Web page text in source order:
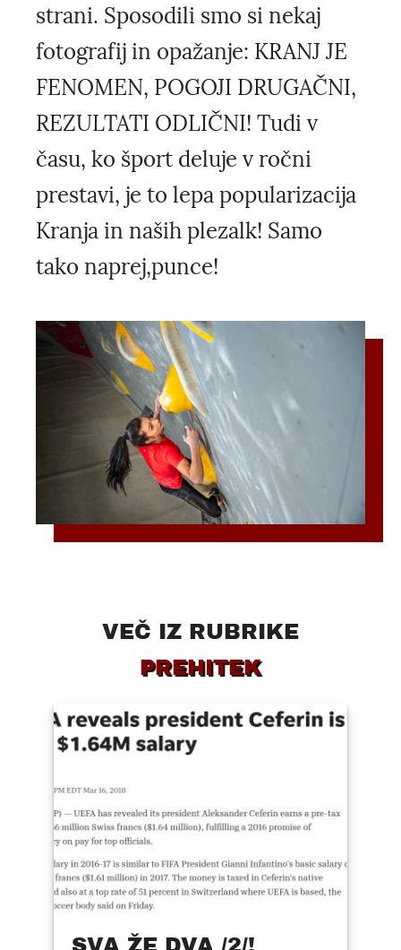
strani. Sposodili smo si nekaj
fotografij in opažanje: KRANJ JE
FENOMEN, POGOJI DRUGAČNI,
REZULTATI ODLIČNI! Tudi v
času, ko šport deluje v ročni
prestavi, je to lepa popularizacija
Kranja in naših plezalk! Samo
tako naprej,punce!
VEČ IZ RUBRIKE
PREHITEK